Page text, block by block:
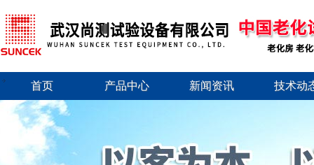
首页 产品中心 新闻资讯 技术动